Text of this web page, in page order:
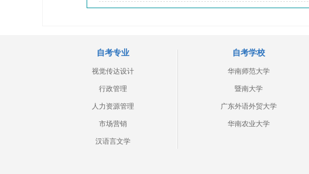
自考专业
视觉传达设计
行政管理
人力资源管理
市场营销
汉语言文学
自考学校
华南师范大学
暨南大学
广东外语外贸大学
华南农业大学